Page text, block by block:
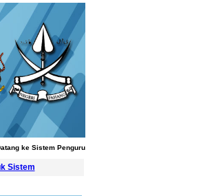
ke Sistem Pengurusan Latihan
Sistem